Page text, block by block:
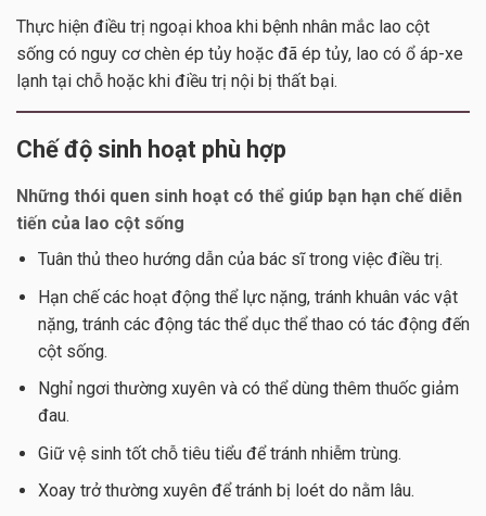
Thực hiện điều trị ngoại khoa khi bệnh nhân mắc lao cột
sống có nguy cơ chèn ép tủy hoặc đã ép tủy, lao có ổ áp-xe
lạnh tại chỗ hoặc khi điều trị nội bị thất bại.
Chế độ sinh hoạt phù hợp
Những thói quen sinh hoạt có thể giúp bạn hạn chế diễn
tiến của lao cột sống
Tuân thủ theo hướng dẫn của bác sĩ trong việc điều trị.
Hạn chế các hoạt động thể lực nặng, tránh khuân vác vật
nặng, tránh các động tác thể dục thể thao có tác động đến
cột sống.
Nghỉ ngơi thường xuyên và có thể dùng thêm thuốc giảm
đau.
Giữ vệ sinh tốt chỗ tiêu tiểu để tránh nhiễm trùng.
Xoay trở thường xuyên để tránh bị loét do nằm lâu.